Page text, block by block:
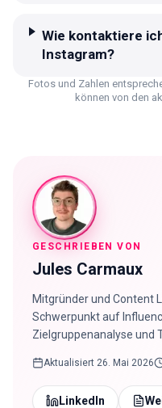
Wie kontaktiere
Instagram?
Fotos und Zahlen
können von den
GESCHRIEBEN VON
Jules Carmaux
Mitgründer und Content
Schwerpunkt auf
Zielgruppenanalyse und
Aktualisiert 26. Mai 2026
LinkedIn